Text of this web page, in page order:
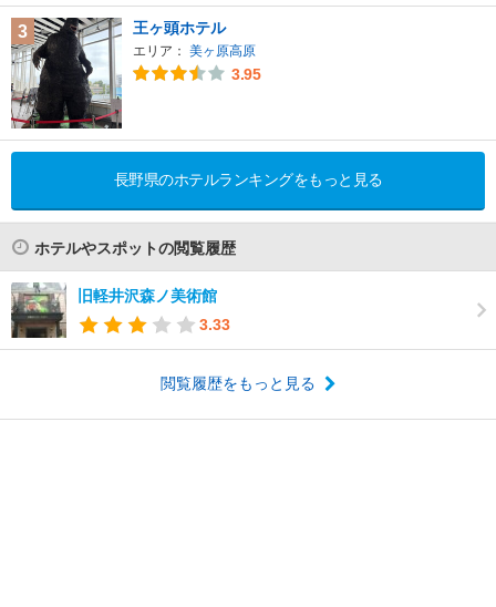
3 王ヶ頭ホテル
エリア： 美ヶ原高原
3.95
長野県のホテルランキングをもっと見る
ホテルやスポットの閲覧履歴
旧軽井沢森ノ美術館
3.33
閲覧履歴をもっと見る